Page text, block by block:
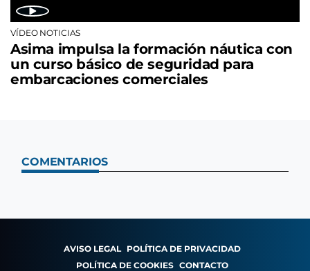
VÍDEO NOTICIAS
Asima impulsa la formación náutica con
un curso básico de seguridad para
embarcaciones comerciales
COMENTARIOS
AVISO LEGAL POLÍTICA DE PRIVACIDAD
POLÍTICA DE COOKIES CONTACTO